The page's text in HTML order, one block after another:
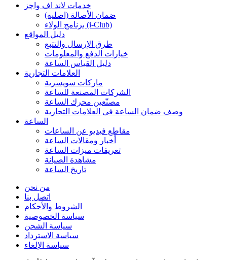
خدمات لاند اف واچز
ضمان الأصالة (اصلیه)
برنامج الولاء (i-Club)
دليل المواقع
طرق الإرسال والتتبع
خيارات الدفع والمعلومات
دليل القياس الساعة
العلامات التجارية
ماركات سويسرية
الشركات المصنعة للساعة
مصنّعين محرك الساعة
وصف ضمان الساعة فی العلامات التجارية
الساعة
مقاطع فيديو عن الساعات
أخبار ومقالات الساعة
تعريفات ميزات الساعة
مشاهدة الصيانة
تاريخ الساعة
من نحن
اتصل بنا
الشروط والأحكام
سياسة الخصوصية
سياسة الشحن
سياسة الاسترداد
سياسة الإلغاء